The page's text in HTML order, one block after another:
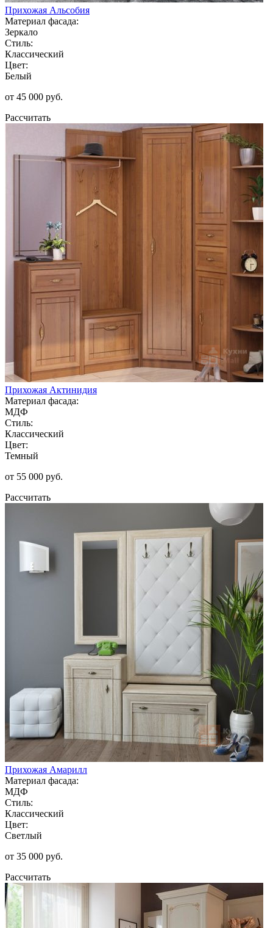
Прихожая Альсобия
Материал фасада:
Зеркало
Стиль:
Классический
Цвет:
Белый
от 45 000 руб.
Рассчитать
Прихожая Актинидия
Материал фасада:
МДФ
Стиль:
Классический
Цвет:
Темный
от 55 000 руб.
Рассчитать
Прихожая Амарилл
Материал фасада:
МДФ
Стиль:
Классический
Цвет:
Светлый
от 35 000 руб.
Рассчитать